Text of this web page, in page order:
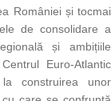
României și tocmai
de consolidare a
și ambițiile
Euro-Atlantic
construirea unor